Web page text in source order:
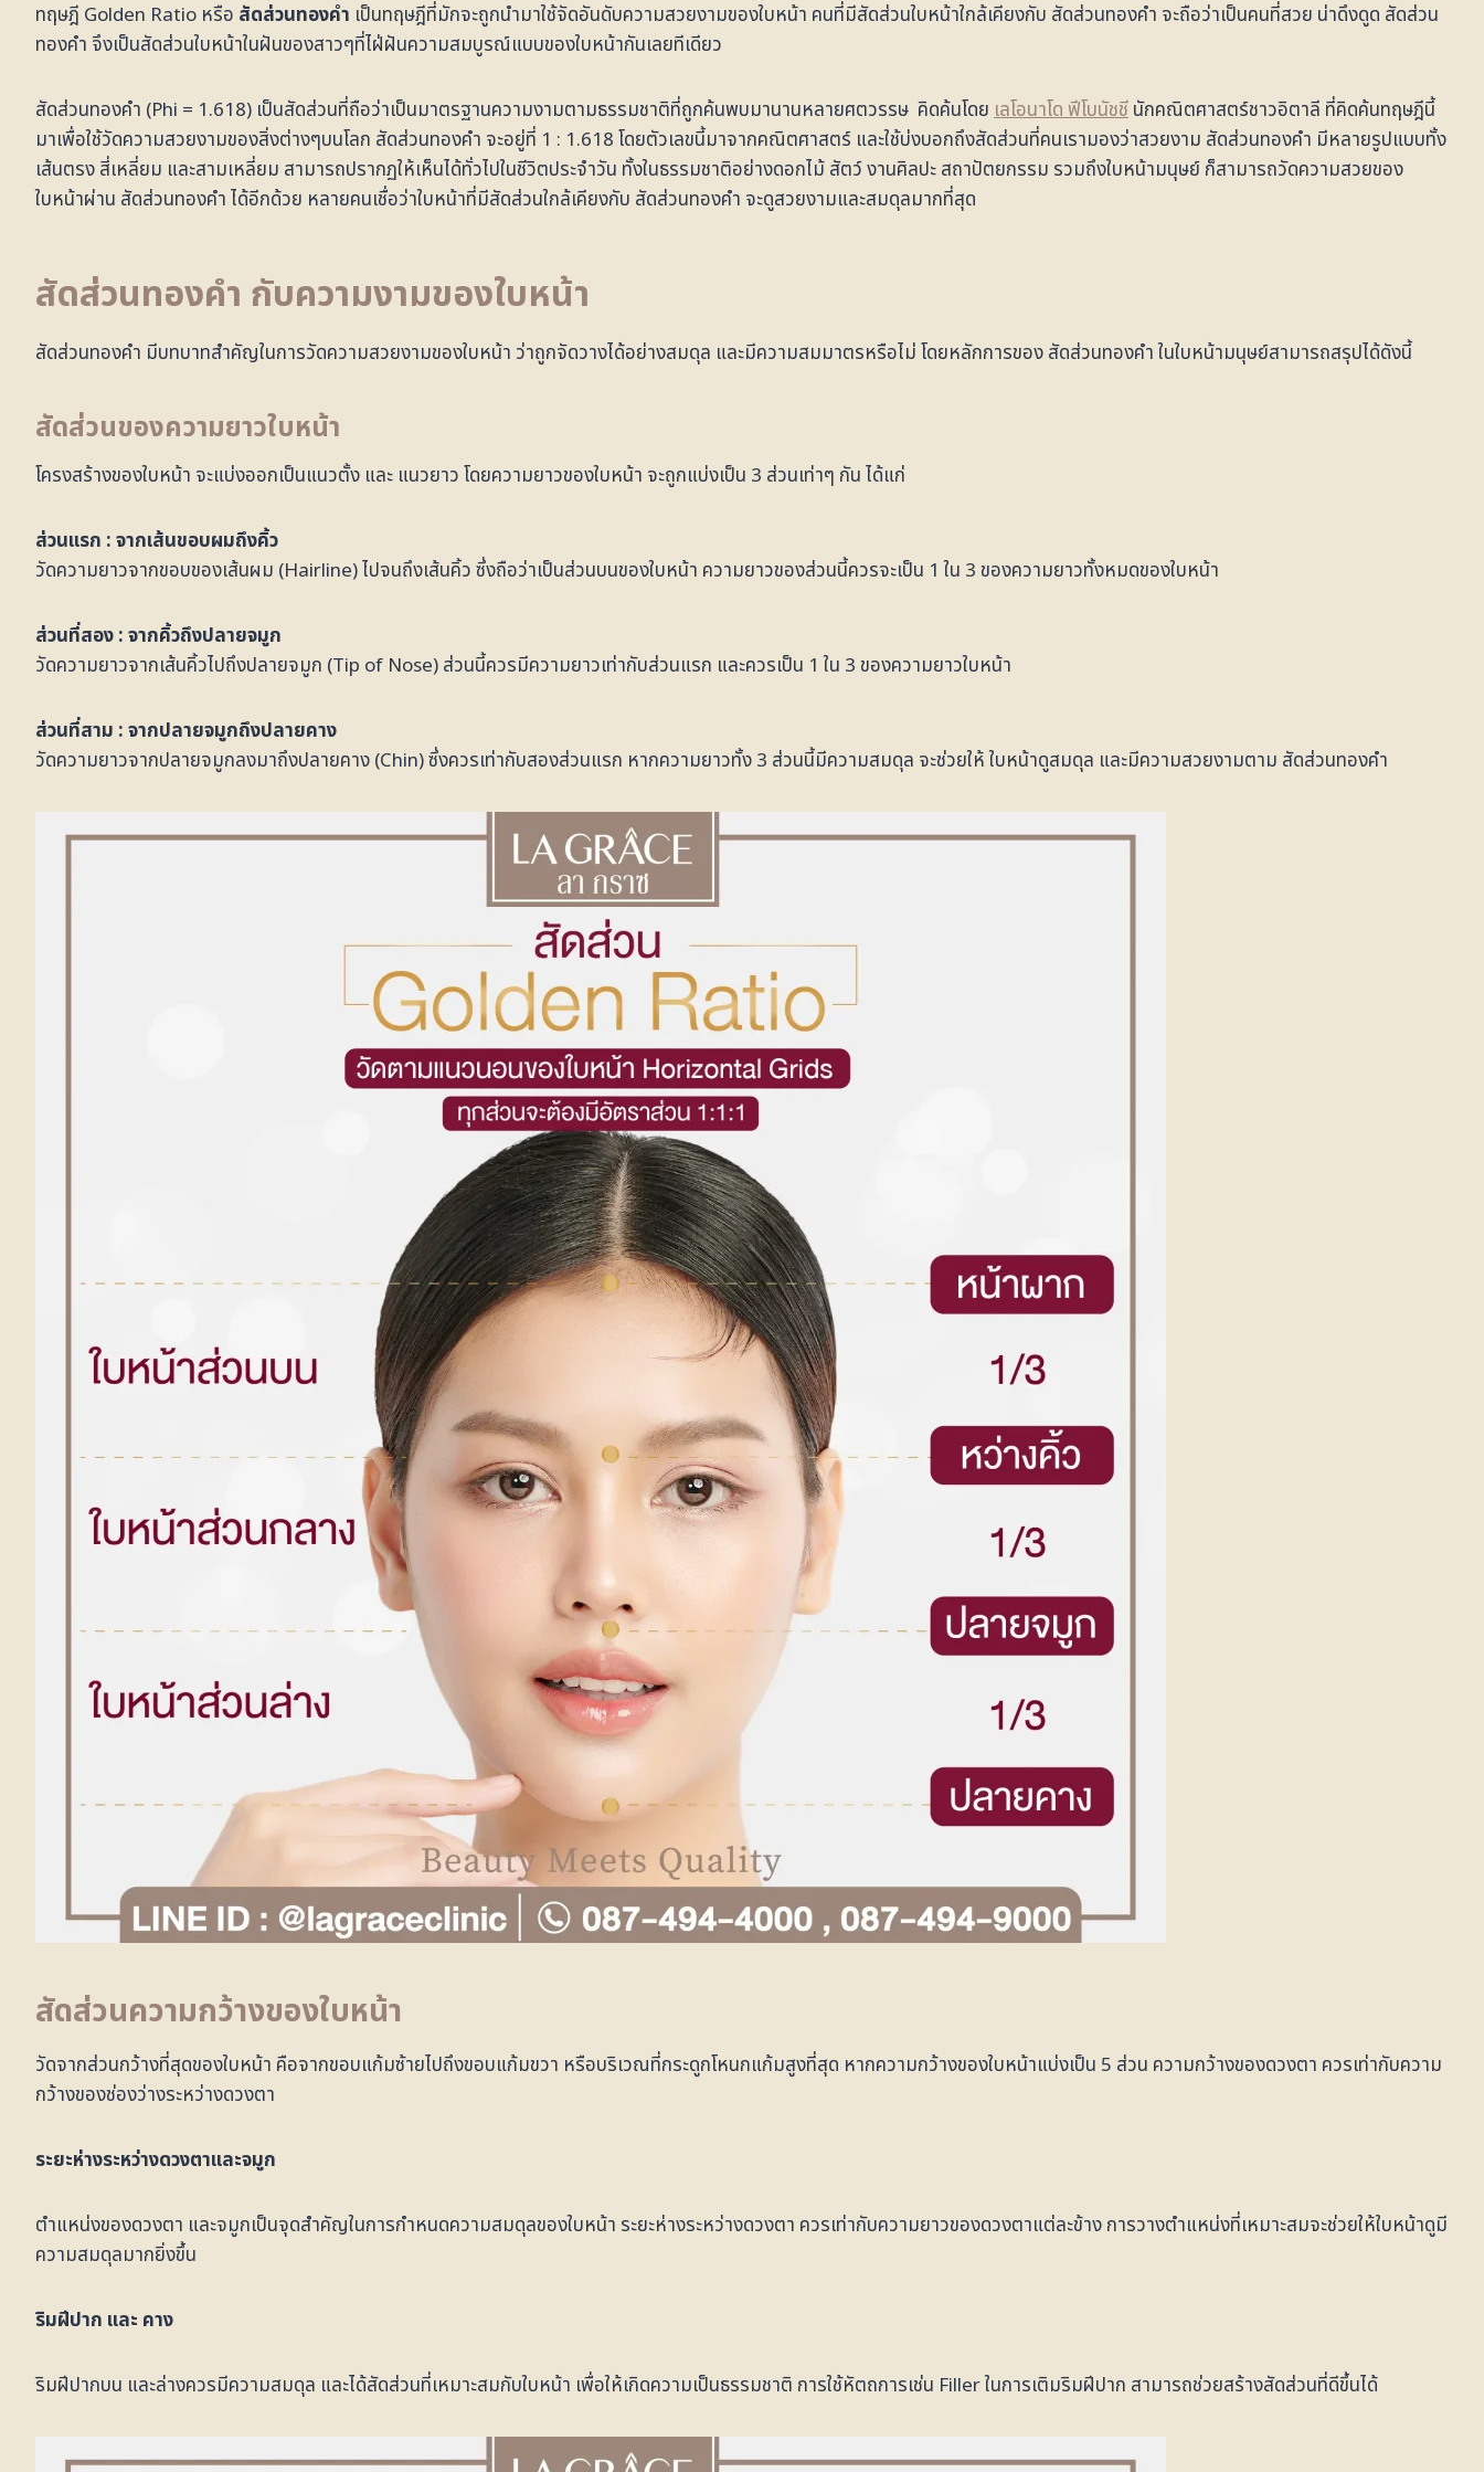
ทฤษฎี Golden Ratio หรือ สัดส่วนทองคำ เป็นทฤษฎีที่มักจะถูกนำมาใช้จัดอันดับความสวยงามของใบหน้า คนที่มีสัดส่วนใบหน้าใกล้เคียงกับ สัดส่วนทองคำ จะถือว่าเป็นคนที่สวย น่าดึงดูด สัดส่วน
ทองคำ จึงเป็นสัดส่วนใบหน้าในฝันของสาวๆที่ไฝ่ฝันความสมบูรณ์แบบของใบหน้ากันเลยทีเดียว
สัดส่วนทองคำ (Phi = 1.618) เป็นสัดส่วนที่ถือว่าเป็นมาตรฐานความงามตามธรรมชาติที่ถูกค้นพบมานานหลายศตวรรษ คิดค้นโดยเลโอนาโด ฟีโบนัชชีนักคณิตศาสตร์ชาวอิตาลี ที่คิดค้นทฤษฎีนี้
มาเพื่อใช้วัดความสวยงามของสิ่งต่างๆบนโลก สัดส่วนทองคำ จะอยู่ที่ 1 : 1.618 โดยตัวเลขนี้มาจากคณิตศาสตร์ และใช้บ่งบอกถึงสัดส่วนที่คนเรามองว่าสวยงาม สัดส่วนทองคำ มีหลายรูปแบบทั้ง
เส้นตรง สี่เหลี่ยม และสามเหลี่ยม สามารถปรากฏให้เห็นได้ทั่วไปในชีวิตประจำวัน ทั้งในธรรมชาติอย่างดอกไม้ สัตว์ งานศิลปะ สถาปัตยกรรม รวมถึงใบหน้ามนุษย์ ก็สามารถวัดความสวยของ
ใบหน้าผ่าน สัดส่วนทองคำ ได้อีกด้วย หลายคนเชื่อว่าใบหน้าที่มีสัดส่วนใกล้เคียงกับ สัดส่วนทองคำ จะดูสวยงามและสมดุลมากที่สุด
สัดส่วนทองคำ กับความงามของใบหน้า
สัดส่วนทองคำ มีบทบาทสำคัญในการวัดความสวยงามของใบหน้า ว่าถูกจัดวางได้อย่างสมดุล และมีความสมมาตรหรือไม่ โดยหลักการของ สัดส่วนทองคำ ในใบหน้ามนุษย์สามารถสรุปได้ดังนี้
สัดส่วนของความยาวใบหน้า
โครงสร้างของใบหน้า จะแบ่งออกเป็นแนวตั้ง และ แนวยาว โดยความยาวของใบหน้า จะถูกแบ่งเป็น 3 ส่วนเท่าๆ กัน ได้แก่
ส่วนแรก : จากเส้นขอบผมถึงคิ้ว
วัดความยาวจากขอบของเส้นผม (Hairline) ไปจนถึงเส้นคิ้ว ซึ่งถือว่าเป็นส่วนบนของใบหน้า ความยาวของส่วนนี้ควรจะเป็น 1 ใน 3 ของความยาวทั้งหมดของใบหน้า
ส่วนที่สอง : จากคิ้วถึงปลายจมูก
วัดความยาวจากเส้นคิ้วไปถึงปลายจมูก (Tip of Nose) ส่วนนี้ควรมีความยาวเท่ากับส่วนแรก และควรเป็น 1 ใน 3 ของความยาวใบหน้า
ส่วนที่สาม : จากปลายจมูกถึงปลายคาง
วัดความยาวจากปลายจมูกลงมาถึงปลายคาง (Chin) ซึ่งควรเท่ากับสองส่วนแรก หากความยาวทั้ง 3 ส่วนนี้มีความสมดุล จะช่วยให้ ใบหน้าดูสมดุล และมีความสวยงามตาม สัดส่วนทองคำ
สัดส่วนความกว้างของใบหน้า
วัดจากส่วนกว้างที่สุดของใบหน้า คือจากขอบแก้มซ้ายไปถึงขอบแก้มขวา หรือบริเวณที่กระดูกโหนกแก้มสูงที่สุด หากความกว้างของใบหน้าแบ่งเป็น 5 ส่วน ความกว้างของดวงตา ควรเท่ากับความ
กว้างของช่องว่างระหว่างดวงตา
ระยะห่างระหว่างดวงตาและจมูก
ตำแหน่งของดวงตา และจมูกเป็นจุดสำคัญในการกำหนดความสมดุลของใบหน้า ระยะห่างระหว่างดวงตา ควรเท่ากับความยาวของดวงตาแต่ละข้าง การวางตำแหน่งที่เหมาะสมจะช่วยให้ใบหน้าดูมี
ความสมดุลมากยิ่งขึ้น
ริมฝีปาก และ คาง
ริมฝีปากบน และล่างควรมีความสมดุล และได้สัดส่วนที่เหมาะสมกับใบหน้า เพื่อให้เกิดความเป็นธรรมชาติ การใช้หัตถการเช่น Filler ในการเติมริมฝีปาก สามารถช่วยสร้างสัดส่วนที่ดีขึ้นได้